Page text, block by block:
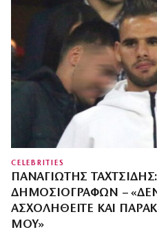
CELEBRITIES
ΠΑΝΑΓΙΏΤΗΣ
ΔΗΜΟΣΙΟΓΡΆΦΩΝ –
ΑΣΧΟΛΗΘΕΊΤΕ ΚΑΙ
ΜΟΥ»